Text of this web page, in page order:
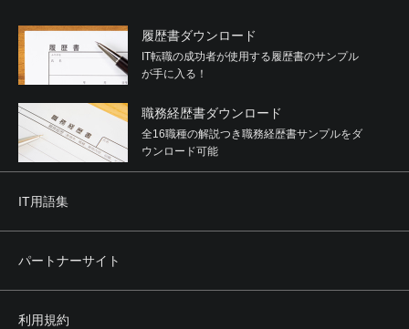
履歴書ダウンロード
IT転職の成功者が使用する履歴書のサンプル
が手に入る！
職務経歴書ダウンロード
全16職種の解説つき職務経歴書サンプルをダ
ウンロード可能
IT用語集
パートナーサイト
利用規約